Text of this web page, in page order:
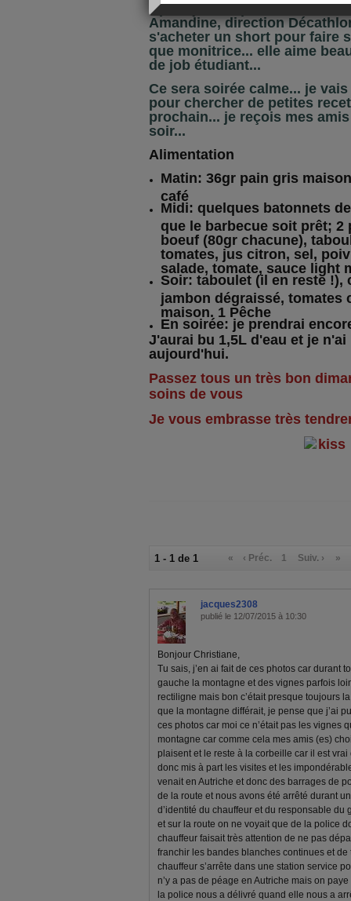
Après je suis passée voir
Amandine, direction
s'acheter un short pour faire
que monitrice... elle aime
de job étudiant...
Ce sera soirée calme... je
pour chercher de petites
prochain... je reçois mes
soir...
Alimentation
Matin: 36gr pain gris
café
Midi: quelques batonnets
que le barbecue soit prêt; 2
boeuf (80gr chacune),
tomates, jus citron, sel,
salade, tomate, sauce light
Soir: taboulet (il en reste !),
jambon dégraissé, tomates
maison. 1 Pêche
En soirée: je prendrai
​J'aurai bu 1,5L d'eau et je
aujourd'hui.
Passez tous un très bon
soins de vous
Je vous embrasse très
1 - 1 de 1 « ‹ Préc. 1 Suiv. › »
jacques2308
publié le 12/07/2015 à 10:30
Bonjour Christiane,
Tu sais, j’en ai fait de ces photos car durant
gauche la montagne et des vignes parfois
rectiligne mais bon c’était presque toujours
que la montagne différait, je pense que j’ai
ces photos car moi ce n’était pas les vignes
montagne car comme cela mes amis (es)
plaisent et le reste à la corbeille car il est
donc mis à part les visites et les
venait en Autriche et donc des barrages de
de la route et nous avons été arrêté durant
d’identité du chauffeur et du responsable du
et sur la route on ne voyait que de la police
chauffeur faisait très attention de ne pas
franchir les bandes blanches continues et
chauffeur s’arrête dans une station service
n’y a pas de péage en Autriche mais on
la police nous a délivré quand elle nous a